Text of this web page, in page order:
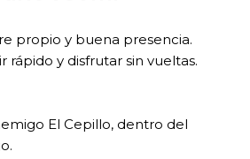
propio y buena presencia.
rápido y disfrutar sin vueltas.
El Cepillo, dentro del